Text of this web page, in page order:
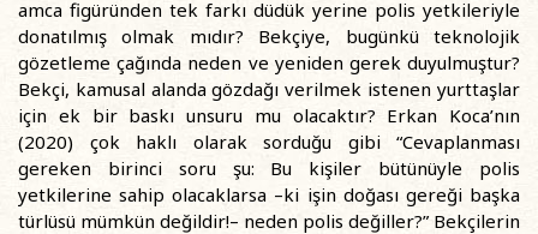
amca figüründen tek farkı düdük yerine polis yetkileriyle
donatılmış olmak mıdır? Bekçiye, bugünkü teknolojik
gözetleme çağında neden ve yeniden gerek duyulmuştur?
Bekçi, kamusal alanda gözdağı verilmek istenen yurttaşlar
için ek bir baskı unsuru mu olacaktır? Erkan Koca’nın
(2020) çok haklı olarak sorduğu gibi “Cevaplanması
gereken birinci soru şu: Bu kişiler bütünüyle polis
yetkilerine sahip olacaklarsa –ki işin doğası gereği başka
türlüsü mümkün değildir!– neden polis değiller?” Bekçilerin